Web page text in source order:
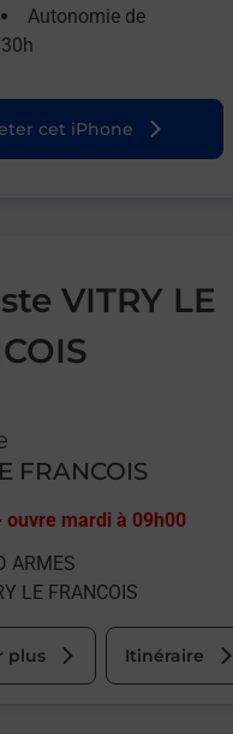
Autonomie de
30h
cet iPhone
VITRY LE
FRANCOIS
ouvre mardi à 09h00
ARMES
LE FRANCOIS
plus Itinéraire